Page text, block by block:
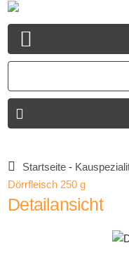
Startseite -
Dörrfleisch 250 g
Detailansicht